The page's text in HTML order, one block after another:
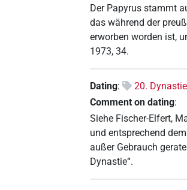
Der Papyrus stammt
das während der
erworben worden ist,
1973, 34.
Dating:
20. Dynastie
Comment on dating:
Siehe Fischer-Elfert,
und entsprechend
außer Gebrauch
Dynastie“.